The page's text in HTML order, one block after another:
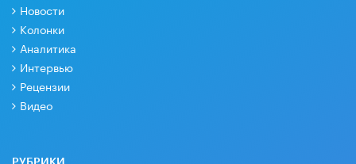
Новости
Колонки
Аналитика
Интервью
Рецензии
Видео